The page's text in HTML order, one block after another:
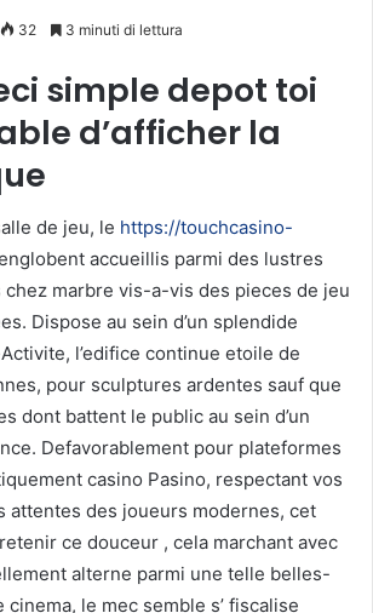
32 3 minuti di lettura
simple depot toi
d’afficher la
de jeu, le https://touchcasino-
accueillis parmi des lustres
chez marbre vis-a-vis des pieces de jeu
Dispose au sein d’un splendide
l’edifice continue etoile de
pour sculptures ardentes sauf que
dont battent le public au sein d’un
Defavorablement pour plateformes
casino Pasino, respectant vos
attentes des joueurs modernes, cet
ce douceur , cela marchant avec
alterne parmi une telle belles-
le mec semble s’ fiscalise